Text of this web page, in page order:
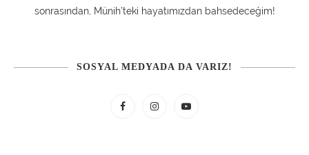
sonrasından, Münih’teki hayatımızdan bahsedeceğim!
SOSYAL MEDYADA DA VARIZ!